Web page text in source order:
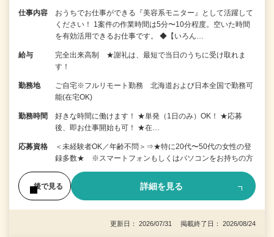
仕事内容
おうちでお仕事ができる『美容系モニター』として活躍して
ください！ 1案件の作業時間は5分〜10分程度。空いた時間
を有効活用できるお仕事です。 ◆【いろん…
給与
完全出来高制 ★謝礼は、最短で当日のうちに受け取れま
す！
勤務地
ご自宅※フルリモート勤務 北海道および日本全国で勤務可
能(在宅OK)
勤務時間
好きな時間に働けます！ ★単発（1日のみ）OK！ ★応募
後、即お仕事開始も可！ ★在…
応募資格
＜未経験者OK／年齢不問＞⇒★特に20代〜50代の女性の登
録多数★ ※スマートフォンもしくはパソコンをお持ちの方
後で見る 詳細を見る
更新日： 2026/07/31 掲載終了日： 2026/08/24